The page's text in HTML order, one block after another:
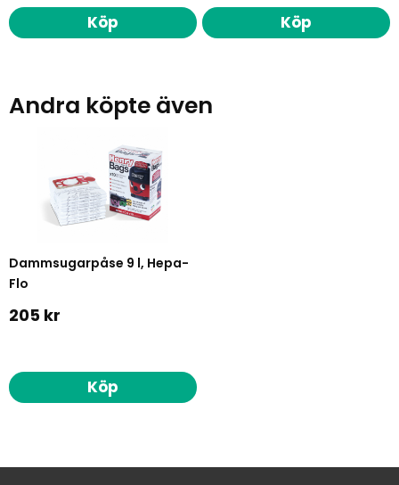
Köp Köp
Andra köpte även
Dammsugarpåse 9 l, Hepa-
Flo
205 kr
Köp